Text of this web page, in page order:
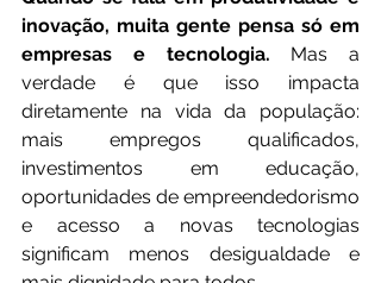
inovação, muita gente pensa só em
empresas e tecnologia. Mas a
verdade é que isso impacta
diretamente na vida da população:
mais empregos qualificados,
investimentos em educação,
oportunidades de empreendedorismo
e acesso a novas tecnologias
significam menos desigualdade e